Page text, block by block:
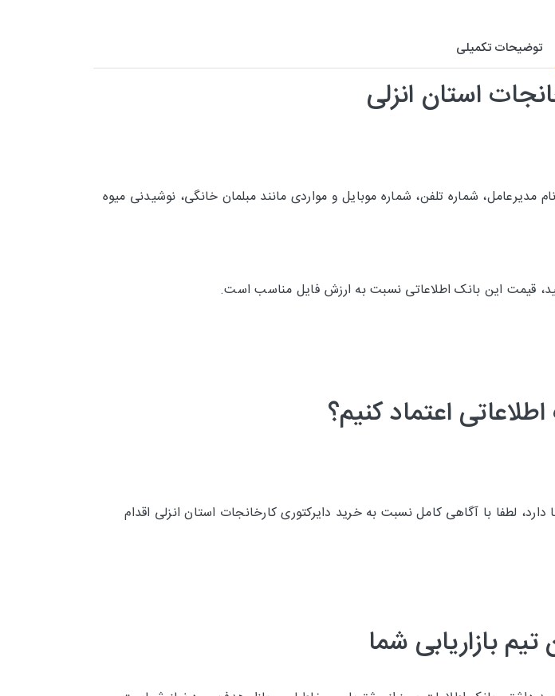
توضیحات تکمیلی
استان انزلی
مدیرعامل، شماره تلفن، شماره موبایل و مواردی مانند مبلمان خانگی، نوشیدنی میوه
قیمت این بانک اطلاعاتی نسبت به ارزش فایل مناسب است.
اعتماد کنیم؟
دارد، لطفا با آگاهی کامل نسبت به خرید دایرکتوری کارخانجات استان انزلی اقدام
بازاریابی شما